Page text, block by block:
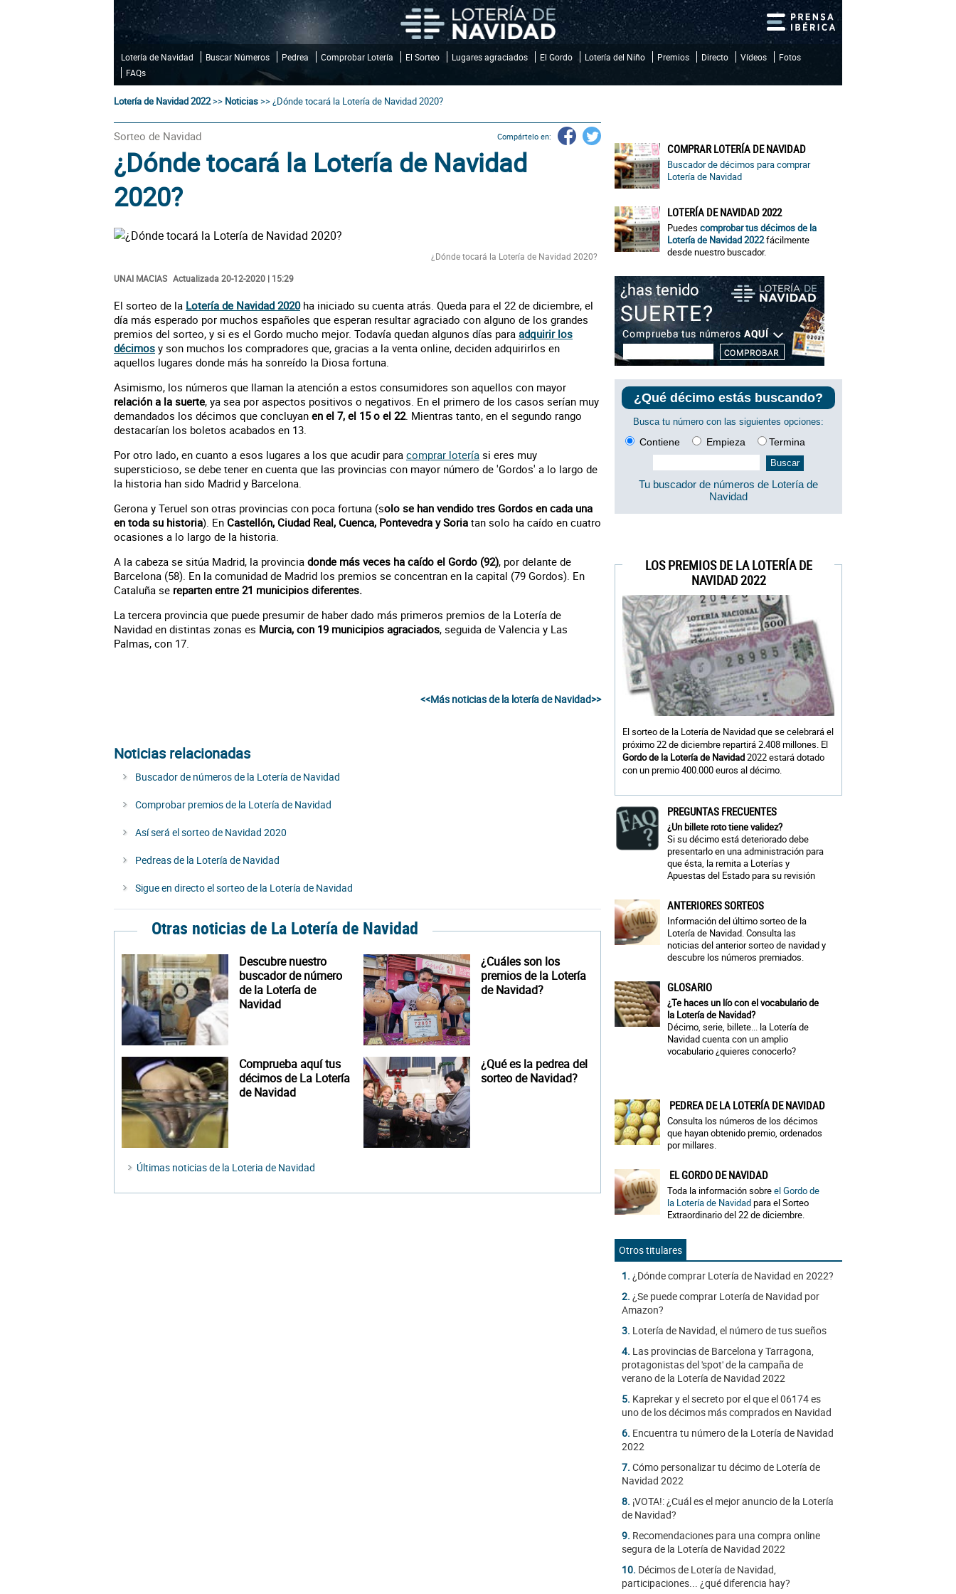
Lotería de Navidad Buscar Números Pedrea Comprobar Lotería El Sorteo Lugares agraciados El Gordo Lotería del Niño Premios Directo Vídeos
Fotos
FAQs
Lotería de Navidad 2022>> Noticias>>¿Dónde tocará la Lotería de Navidad 2020?
Compártelo en:
Sorteo de Navidad
¿Dónde tocará la Lotería de Navidad
2020?
¿Dónde tocará la Lotería de Navidad 2020?
UNAI MACIAS Actualizada 20-12-2020 | 15:29
El sorteo de la Lotería de Navidad 2020ha iniciado su cuenta atrás. Queda para el 22 de diciembre, el
día más esperado por muchos españoles que esperan resultar agraciado con alguno de los grandes
premios del sorteo, y si es el Gordo mucho mejor. Todavía quedan algunos días para adquirir los
décimos y son muchos los compradores que, gracias a la venta online, deciden adquirirlos en
aquellos lugares donde más ha sonreído la Diosa fortuna.
Asimismo, los números que llaman la atención a estos consumidores son aquellos con mayor
relación a la suerte, ya sea por aspectos positivos o negativos. En el primero de los casos serían muy
demandados los décimos que concluyan en el 7, el 15 o el 22. Mientras tanto, en el segundo rango
destacarían los boletos acabados en 13.
Por otro lado, en cuanto a esos lugares a los que acudir para comprar lotería si eres muy
supersticioso, se debe tener en cuenta que las provincias con mayor número de 'Gordos' a lo largo de
la historia han sido Madrid y Barcelona.
Gerona y Teruel son otras provincias con poca fortuna (solo se han vendido tres Gordos en cada una
en toda su historia). En Castellón, Ciudad Real, Cuenca, Pontevedra y Soria tan solo ha caído en cuatro
ocasiones a lo largo de la historia.
A la cabeza se sitúa Madrid, la provincia donde más veces ha caído el Gordo (92), por delante de
Barcelona (58). En la comunidad de Madrid los premios se concentran en la capital (79 Gordos). En
Cataluña se reparten entre 21 municipios diferentes.
La tercera provincia que puede presumir de haber dado más primeros premios de la Lotería de
Navidad en distintas zonas es Murcia, con 19 municipios agraciados, seguida de Valencia y Las
Palmas, con 17.
<<Más noticias de la lotería de Navidad>>
Noticias relacionadas
Buscador de números de la Lotería de Navidad
Comprobar premios de la Lotería de Navidad
Así será el sorteo de Navidad 2020
Pedreas de la Lotería de Navidad
Sigue en directo el sorteo de la Lotería de Navidad
Otras noticias de La Lotería de Navidad
Descubre nuestro
buscador de número
de la Lotería de
Navidad
¿Cuáles son los
premios de la Lotería
de Navidad?
Comprueba aquí tus
décimos de La Lotería
de Navidad
¿Qué es la pedrea del
sorteo de Navidad?
Últimas noticias de la Loteria de Navidad
COMPRAR LOTERÍA DE NAVIDAD
Buscador de décimos para comprar
Lotería de Navidad
LOTERÍA DE NAVIDAD 2022
Puedes comprobar tus décimos de la
Lotería de Navidad 2022fácilmente
desde nuestro buscador.
¿Qué décimo estás buscando?
Busca tu número con las siguientes opciones:
Contiene Empieza Termina
Tu buscador de números de Lotería de
Navidad
LOS PREMIOS DE LA LOTERÍA DE
NAVIDAD 2022
El sorteo de la Lotería de Navidad que se celebrará el
próximo 22 de diciembre repartirá 2.408 millones. El
Gordo de la Lotería de Navidad2022 estará dotado
con un premio 400.000 euros al décimo.
PREGUNTAS FRECUENTES
¿Un billete roto tiene validez?
Si su décimo está deteriorado debe
presentarlo en una administración para
que ésta, la remita a Loterías y
Apuestas del Estado para su revisión
ANTERIORES SORTEOS
Información del último sorteo de la
Lotería de Navidad. Consulta las
noticias del anterior sorteo de navidad y
descubre los números premiados.
GLOSARIO
¿Te haces un lío con el vocabulario de
la Lotería de Navidad?
Décimo, serie, billete... la Lotería de
Navidad cuenta con un amplio
vocabulario ¿quieres conocerlo?
PEDREA DE LA LOTERÍA DE NAVIDAD
Consulta los números de los décimos
que hayan obtenido premio, ordenados
por millares.
EL GORDO DE NAVIDAD
Toda la información sobreel Gordo de
la Lotería de Navidadpara el Sorteo
Extraordinario del 22 de diciembre.
Otros titulares
1. ¿Dónde comprar Lotería de Navidad en 2022?
2. ¿Se puede comprar Lotería de Navidad por
Amazon?
3. Lotería de Navidad, el número de tus sueños
4. Las provincias de Barcelona y Tarragona,
protagonistas del 'spot' de la campaña de
verano de la Lotería de Navidad 2022
5. Kaprekar y el secreto por el que el 06174 es
uno de los décimos más comprados en Navidad
6. Encuentra tu número de la Lotería de Navidad
2022
7. Cómo personalizar tu décimo de Lotería de
Navidad 2022
8. ¡VOTA!: ¿Cuál es el mejor anuncio de la Lotería
de Navidad?
9. Recomendaciones para una compra online
segura de la Lotería de Navidad 2022
10. Décimos de Lotería de Navidad,
participaciones... ¿qué diferencia hay?